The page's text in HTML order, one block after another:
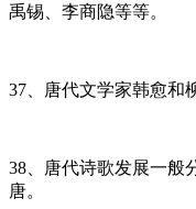
禹锡、李商隐等等。
37、唐代文学家韩愈和
38、唐代诗歌发展一般
唐。